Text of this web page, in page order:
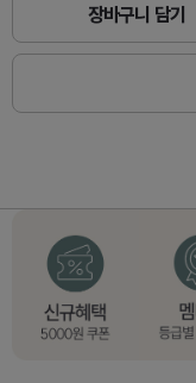
장바구니 담기